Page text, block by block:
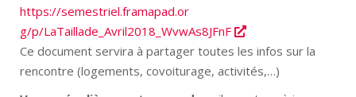
https://semestriel.framapad.or
g/p/LaTaillade_Avril2018_WvwAs8JFnF
Ce document servira à partager toutes les infos sur la
rencontre (logements, covoiturage, activités,…)